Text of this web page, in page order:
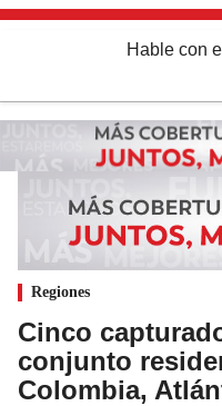
Hable con el
Regiones
Cinco
conjunto
Colombia,